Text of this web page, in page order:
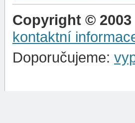
Copyright © 2003
kontaktní
Doporučujeme: